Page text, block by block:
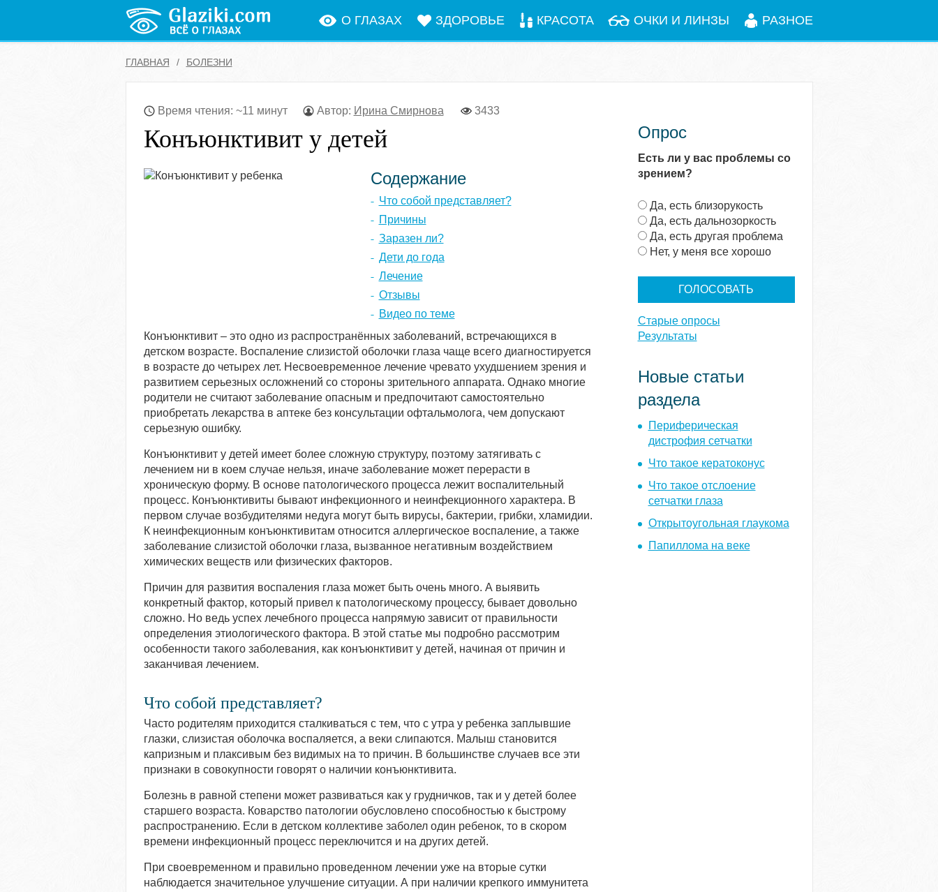
О ГЛАЗАХ ЗДОРОВЬЕ КРАСОТА ОЧКИ И ЛИНЗЫ РАЗНОЕ
ГЛАВНАЯ БОЛЕЗНИ
Время чтения: ~11 минут Автор: Ирина Смирнова 3433
Конъюнктивит у детей
Содержание
Что собой представляет?
Причины
Заразен ли?
Дети до года
Лечение
Отзывы
Видео по теме
Конъюнктивит – это одно из распространённых заболеваний, встречающихся в
детском возрасте. Воспаление слизистой оболочки глаза чаще всего диагностируется
в возрасте до четырех лет. Несвоевременное лечение чревато ухудшением зрения и
развитием серьезных осложнений со стороны зрительного аппарата. Однако многие
родители не считают заболевание опасным и предпочитают самостоятельно
приобретать лекарства в аптеке без консультации офтальмолога, чем допускают
серьезную ошибку.
Конъюнктивит у детей имеет более сложную структуру, поэтому затягивать с
лечением ни в коем случае нельзя, иначе заболевание может перерасти в
хроническую форму. В основе патологического процесса лежит воспалительный
процесс. Конъюнктивиты бывают инфекционного и неинфекционного характера. В
первом случае возбудителями недуга могут быть вирусы, бактерии, грибки, хламидии.
К неинфекционным конъюнктивитам относится аллергическое воспаление, а также
заболевание слизистой оболочки глаза, вызванное негативным воздействием
химических веществ или физических факторов.
Причин для развития воспаления глаза может быть очень много. А выявить
конкретный фактор, который привел к патологическому процессу, бывает довольно
сложно. Но ведь успех лечебного процесса напрямую зависит от правильности
определения этиологического фактора. В этой статье мы подробно рассмотрим
особенности такого заболевания, как конъюнктивит у детей, начиная от причин и
заканчивая лечением.
Что собой представляет?
Часто родителям приходится сталкиваться с тем, что с утра у ребенка заплывшие
глазки, слизистая оболочка воспаляется, а веки слипаются. Малыш становится
капризным и плаксивым без видимых на то причин. В большинстве случаев все эти
признаки в совокупности говорят о наличии конъюнктивита.
Болезнь в равной степени может развиваться как у грудничков, так и у детей более
старшего возраста. Коварство патологии обусловлено способностью к быстрому
распространению. Если в детском коллективе заболел один ребенок, то в скором
времени инфекционный процесс переключится и на других детей.
При своевременном и правильно проведенном лечении уже на вторые сутки
наблюдается значительное улучшение ситуации. А при наличии крепкого иммунитета
Опрос
Есть ли у вас проблемы со
зрением?
В
а
р
и
Да, есть близорукость
Да, есть дальнозоркость
Да, есть другая проблема
Нет, у меня все хорошо
Старые опросы
Результаты
Новые статьи
раздела
Периферическая
дистрофия сетчатки
Что такое кератоконус
Что такое отслоение
сетчатки глаза
Открытоугольная глаукома
Папиллома на веке